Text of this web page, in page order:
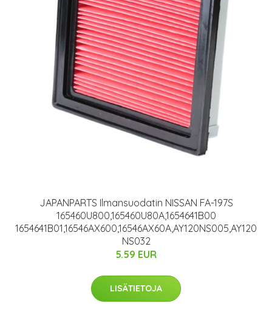
JAPANPARTS Ilmansuodatin NISSAN FA-197S
165460U800,165460U80A,1654641B00
1654641B01,16546AX600,16546AX60A,AY120NS005,AY120
NS032
5.59 EUR
LISÄTIETOJA